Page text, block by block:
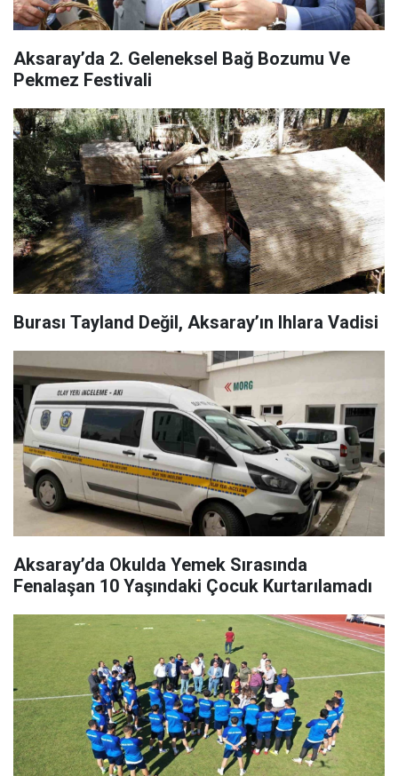
Aksaray’da 2. Geleneksel Bağ Bozumu Ve
Pekmez Festivali
Burası Tayland Değil, Aksaray’ın Ihlara Vadisi
Aksaray’da Okulda Yemek Sırasında
Fenalaşan 10 Yaşındaki Çocuk Kurtarılamadı